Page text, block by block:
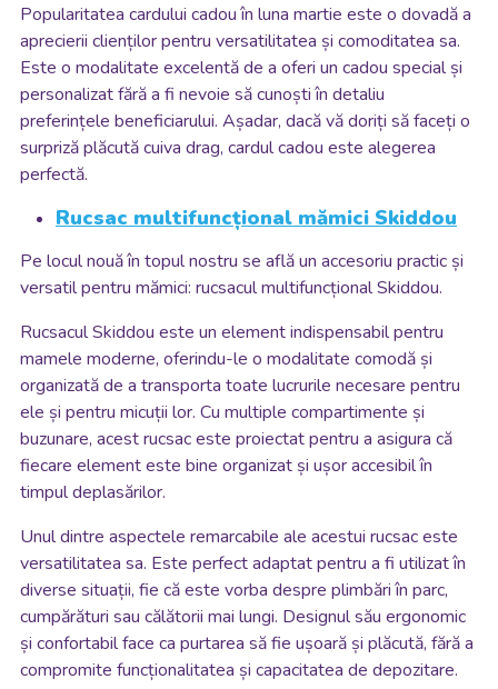
Popularitatea cardului cadou în luna martie este o dovadă a
aprecierii clienților pentru versatilitatea și comoditatea sa.
Este o modalitate excelentă de a oferi un cadou special și
personalizat fără a fi nevoie să cunoști în detaliu
preferințele beneficiarului. Așadar, dacă vă doriți să faceți o
surpriză plăcută cuiva drag, cardul cadou este alegerea
perfectă.
Rucsac multifuncțional mămici Skiddou
Pe locul nouă în topul nostru se află un accesoriu practic și
versatil pentru mămici: rucsacul multifuncțional Skiddou.
Rucsacul Skiddou este un element indispensabil pentru
mamele moderne, oferindu-le o modalitate comodă și
organizată de a transporta toate lucrurile necesare pentru
ele și pentru micuții lor. Cu multiple compartimente și
buzunare, acest rucsac este proiectat pentru a asigura că
fiecare element este bine organizat și ușor accesibil în
timpul deplasărilor.
Unul dintre aspectele remarcabile ale acestui rucsac este
versatilitatea sa. Este perfect adaptat pentru a fi utilizat în
diverse situații, fie că este vorba despre plimbări în parc,
cumpărături sau călătorii mai lungi. Designul său ergonomic
și confortabil face ca purtarea să fie ușoară și plăcută, fără a
compromite funcționalitatea și capacitatea de depozitare.